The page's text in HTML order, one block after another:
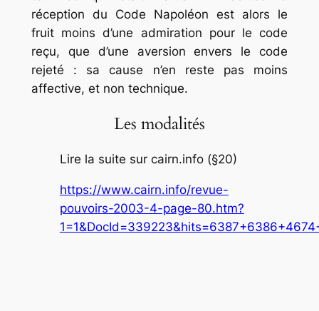
réception du Code Napoléon est alors le
fruit moins d’une admiration pour le code
reçu, que d’une aversion envers le code
rejeté : sa cause n’en reste pas moins
affective, et non technique.
Les modalités
Lire la suite sur cairn.info (§20)
https://www.cairn.info/revue-
pouvoirs-2003-4-page-80.htm?